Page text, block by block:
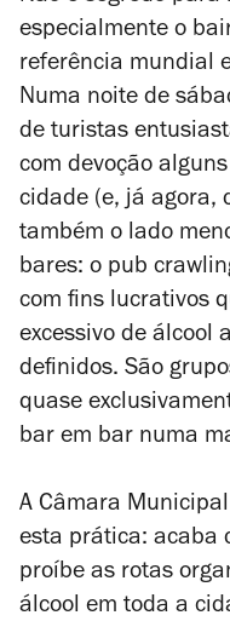
especialmente o
referência mundial
Numa noite de
de turistas
com devoção
cidade (e, já agora,
também o lado
bares: o pub
com fins lucrativos
excessivo de álcool
definidos. São
quase
bar em bar numa
A Câmara
esta prática: acaba
proíbe as rotas
álcool em toda a